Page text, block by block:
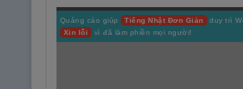
Quảng cáo giúp Tiếng Nhật Đơn Giản duy trì
Xin lỗi
vì đã làm phiền mọi người!